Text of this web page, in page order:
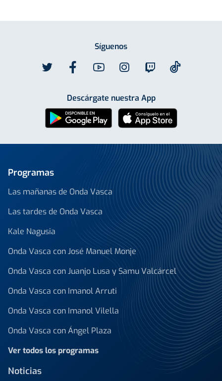
Síguenos
Descárgate nuestra App
Programas
Las mañanas de Onda Vasca
Las tardes de Onda Vasca
Kale Nagusia
Onda Vasca con José Manuel Monje
Onda Vasca con Juanjo Lusa y Samu Valcárcel
Onda Vasca con Imanol Arruti
Onda Vasca con Imanol Vilella
Onda Vasca con Ángel Plaza
Ver todos los programas
Noticias